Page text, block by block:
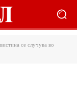
се случува во